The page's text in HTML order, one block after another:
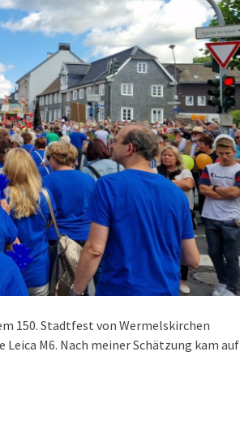
150. Stadtfest von Wermelskirchen
Leica M6. Nach meiner Schätzung kam auf